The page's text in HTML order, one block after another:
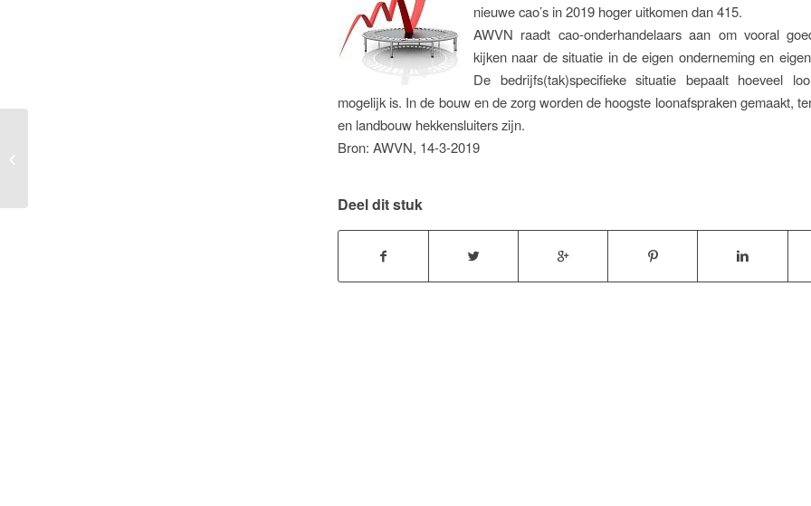
nieuwe cao’s in 2019 hoger uitkomen dan 415.
AWVN raadt cao-onderhandelaars aan om vooral
kijken naar de situatie in de eigen onderneming en
De bedrijfs(tak)specifieke situatie bepaalt hoeveel
mogelijk is. In de bouw en de zorg worden de hoogste loonafspraken gemaakt,
en landbouw hekkensluiters zijn.
Bron: AWVN, 14-3-2019
Deel dit stuk